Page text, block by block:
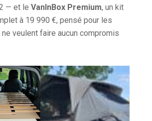
— et le VanInBox Premium, un kit
à 19 990 €, pensé pour les
veulent faire aucun compromis